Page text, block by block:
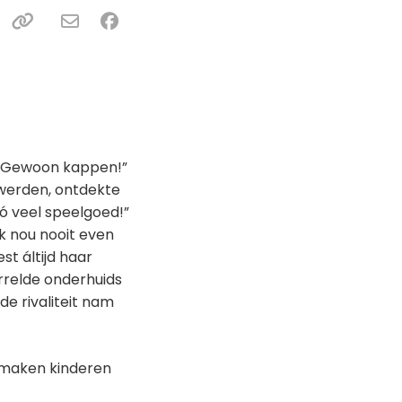
kappen!”
ontdekte
veel speelgoed!”
nou nooit even
áltijd haar
onderhuids
rivaliteit nam
kinderen